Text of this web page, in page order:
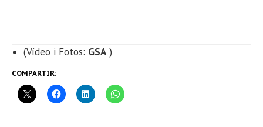
(Vídeo i Fotos: GSA )
COMPARTIR: